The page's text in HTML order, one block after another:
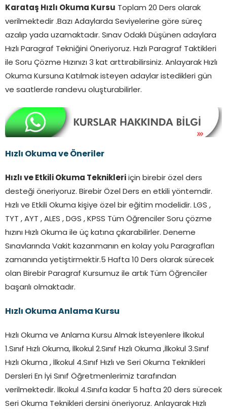
Karataş Hızlı Okuma Kursu Toplam 20 Ders olarak
verilmektedir .Bazı Adaylarda Seviyelerine göre süreç
azalıp yada uzamaktadır. Sınav Odaklı Düşünen adaylara
Hızlı Paragraf Tekniğini Öneriyoruz. Hızlı Paragraf Taktikleri
ile Soru Çözme Hızınızı 3 kat arttırabilirsiniz. Anlayarak Hızlı
Okuma Kursuna Katılmak isteyen adaylar istedikleri gün
ve saatlerde randevu oluşturabilirler.
Hızlı Okuma ve Öneriler
Hızlı ve Etkili Okuma Teknikleri için birebir özel ders
desteği öneriyoruz. Birebir Özel Ders en etkili yöntemdir.
Hızlı ve Etkili Okuma kişiye özel bir eğitim modelidir. LGS ,
TYT , AYT , ALES , DGS , KPSS Tüm Öğrenciler Soru çözme
hızını Hızlı Okuma ile üç katına çıkarabilirler. Deneme
Sınavlarında Vakit kazanmanın en kolay yolu Paragrafları
zamanında yetiştirmektir.5 Hafta 10 Ders olarak sürecek
olan Birebir Paragraf Kursumuz ile artık Tüm Öğrenciler
başarılı olmaktadır.
Hızlı Okuma Anlama Kursu
Hızlı Okuma ve Anlama Kursu Almak İsteyenlere İlkokul
1.Sınıf Hızlı Okuma, İlkokul 2.Sınıf Hızlı Okuma ,İlkokul 3.Sınıf
Hızlı Okuma , İlkokul 4.Sınıf Hızlı ve Seri Okuma Teknikleri
Dersleri En İyi Sınıf Öğretmenlerimiz tarafından
verilmektedir. İlkokul 4.Sınıfa kadar 5 hafta 20 ders sürecek
Seri Okuma Teknikleri dersini öneriyoruz. Anlayarak Hızlı